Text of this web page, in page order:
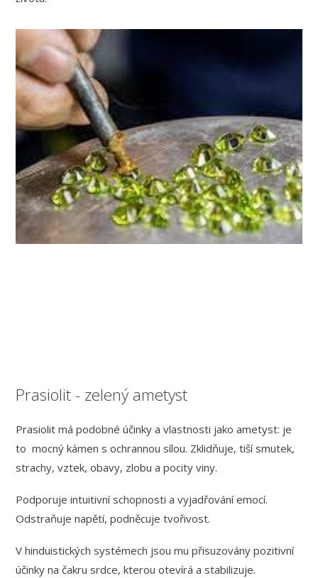
Prasiolit - zelený ametyst
Prasiolit má podobné účinky a vlastnosti jako ametyst: je
to mocný kámen s ochrannou sílou. Zklidňuje, tiší smutek,
strachy, vztek, obavy, zlobu a pocity viny.
Podporuje intuitivní schopnosti a vyjadřování emocí.
Odstraňuje napětí, podněcuje tvořivost.
V hinduistických systémech jsou mu přisuzovány pozitivní
účinky na čakru srdce, kterou otevírá a stabilizuje.